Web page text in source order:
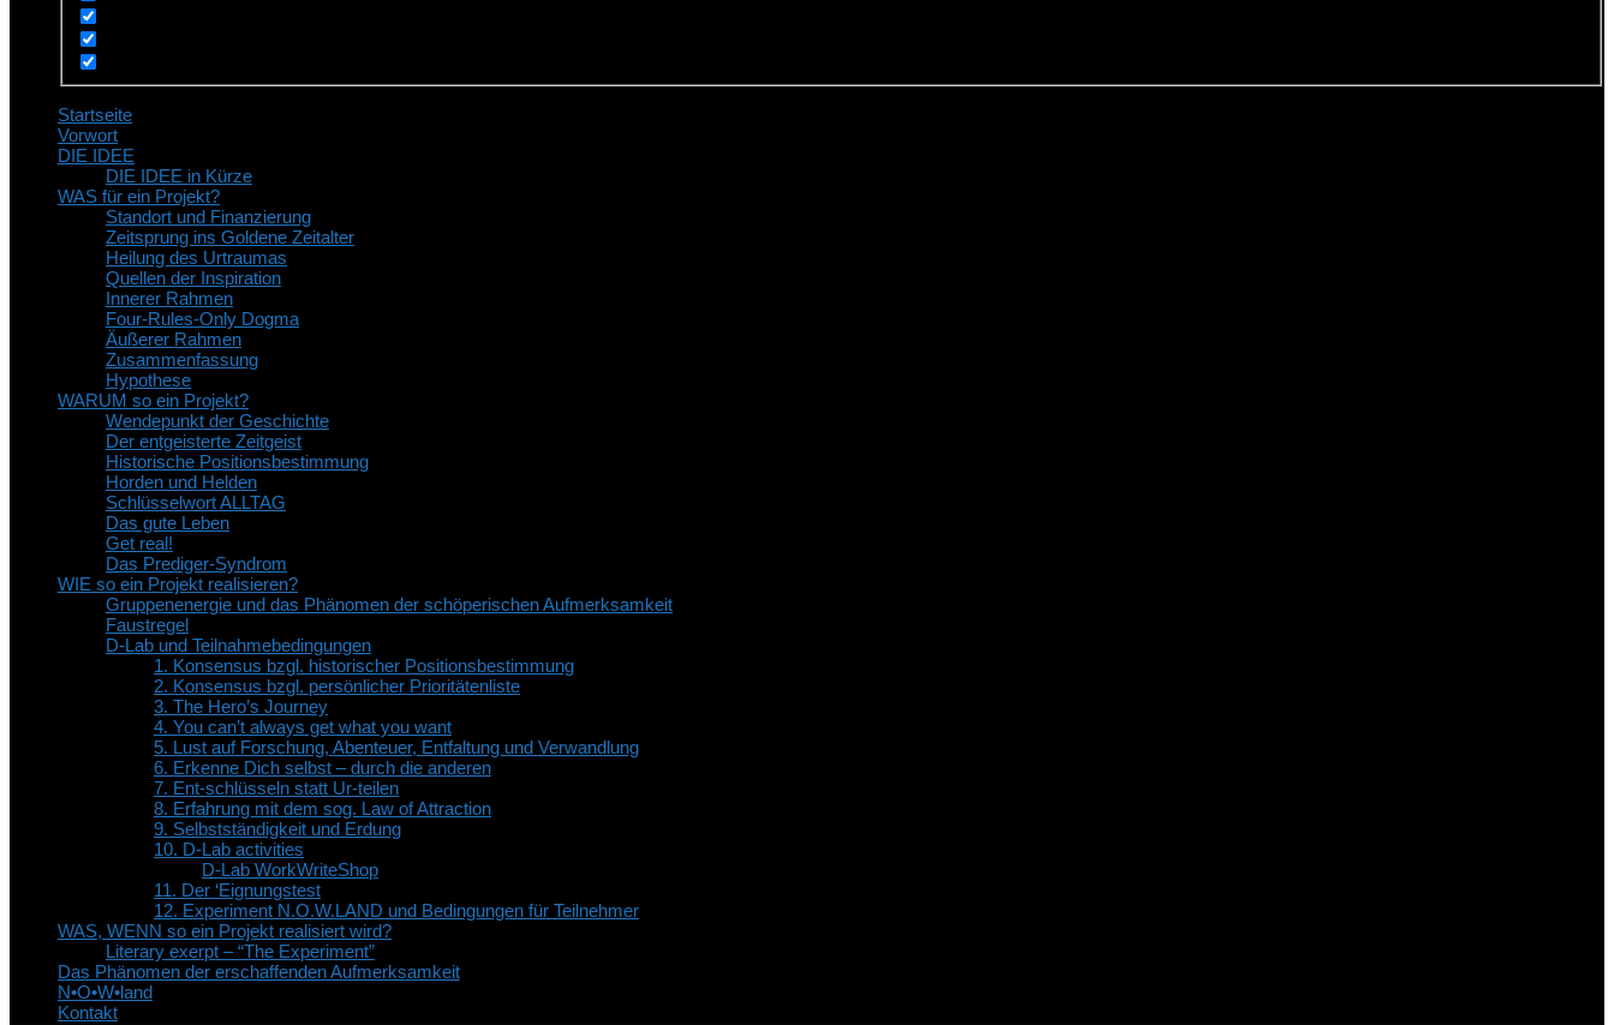
Startseite
Vorwort
DIE IDEE
DIE IDEE in Kürze
WAS für ein Projekt?
Standort und Finanzierung
Zeitsprung ins Goldene Zeitalter
Heilung des Urtraumas
Quellen der Inspiration
Innerer Rahmen
Four-Rules-Only Dogma
Äußerer Rahmen
Zusammenfassung
Hypothese
WARUM so ein Projekt?
Wendepunkt der Geschichte
Der entgeisterte Zeitgeist
Historische Positionsbestimmung
Horden und Helden
Schlüsselwort ALLTAG
Das gute Leben
Get real!
Das Prediger-Syndrom
WIE so ein Projekt realisieren?
Gruppenenergie und das Phänomen der schöperischen Aufmerksamkeit
Faustregel
D-Lab und Teilnahmebedingungen
1. Konsensus bzgl. historischer Positionsbestimmung
2. Konsensus bzgl. persönlicher Prioritätenliste
3. The Hero’s Journey
4. You can’t always get what you want
5. Lust auf Forschung, Abenteuer, Entfaltung und Verwandlung
6. Erkenne Dich selbst – durch die anderen
7. Ent-schlüsseln statt Ur-teilen
8. Erfahrung mit dem sog. Law of Attraction
9. Selbstständigkeit und Erdung
10. D-Lab activities
D-Lab WorkWriteShop
11. Der ‘Eignungstest
12. Experiment N.O.W.LAND und Bedingungen für Teilnehmer
WAS, WENN so ein Projekt realisiert wird?
Literary exerpt – “The Experiment”
Das Phänomen der erschaffenden Aufmerksamkeit
N•O•W•land
Kontakt